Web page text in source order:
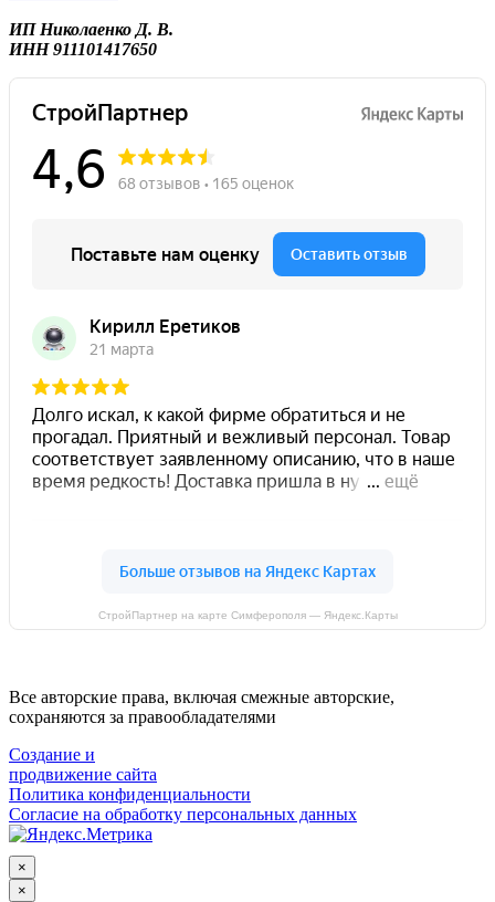
ИП Николаенко Д. В.
ИНН 911101417650
СтройПартнер на карте Симферополя — Яндекс.Карты
Все авторские права, включая смежные авторские,
сохраняются за правообладателями
Создание и
продвижение сайта
Политика конфиденциальности
Согласие на обработку персональных данных
×
×